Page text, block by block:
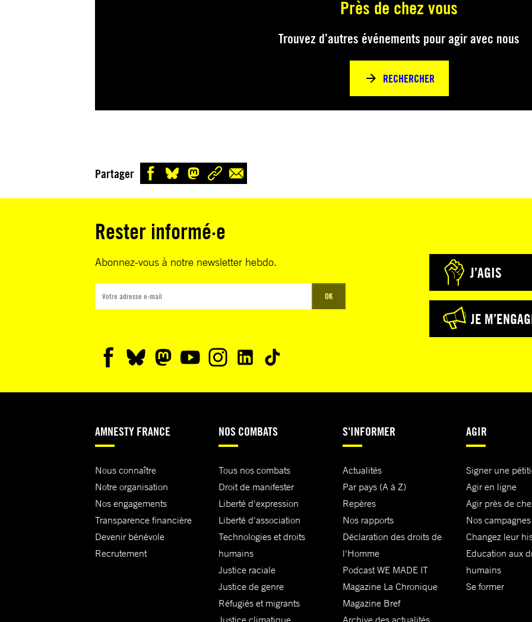
Près de chez vous
Trouvez d’autres événements pour agir avec nous
RECHERCHER
Partager
Rester informé·e
Abonnez-vous à notre newsletter hebdo.
OK
J’AGIS
JE
AMNESTY FRANCE
Nous connaître
Notre organisation
Nos engagements
Transparence financière
Devenir bénévole
Recrutement
NOS COMBATS
Tous nos combats
Droit de manifester
Liberté d'expression
Liberté d'association
Technologies et droits
humains
Justice raciale
Justice de genre
Réfugiés et migrants
Justice climatique
S'INFORMER
Actualités
Par pays (A à Z)
Repères
Nos rapports
Déclaration des droits de
l'Homme
Podcast WE MADE IT
Magazine La Chronique
Magazine Bref
Archive des actualités
AGIR
Signer une
Agir en ligne
Agir près de
Nos campagnes
Changez leur
Education aux
humains
Se former